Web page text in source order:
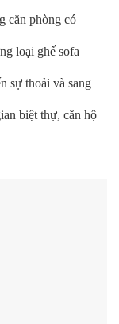
căn phòng có
loại ghế sofa
sự thoải và sang
biệt thự, căn hộ